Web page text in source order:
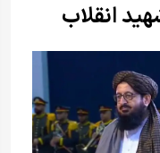
انقلاب